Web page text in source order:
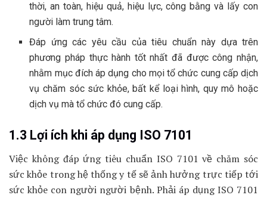
thời, an toàn, hiệu quả, hiệu lực, công bằng và lấy con
người làm trung tâm.
Đáp ứng các yêu cầu của tiêu chuẩn này dựa trên
phương pháp thực hành tốt nhất đã được công nhận,
nhằm mục đích áp dụng cho mọi tổ chức cung cấp dịch
vụ chăm sóc sức khỏe, bất kể loại hình, quy mô hoặc
dịch vụ mà tổ chức đó cung cấp.
1.3 Lợi ích khi áp dụng ISO 7101
Việc không đáp ứng tiêu chuẩn ISO 7101 về chăm sóc
sức khỏe trong hệ thống y tế sẽ ảnh hưởng trực tiếp tới
sức khỏe con người người bệnh. Phải áp dụng ISO 7101